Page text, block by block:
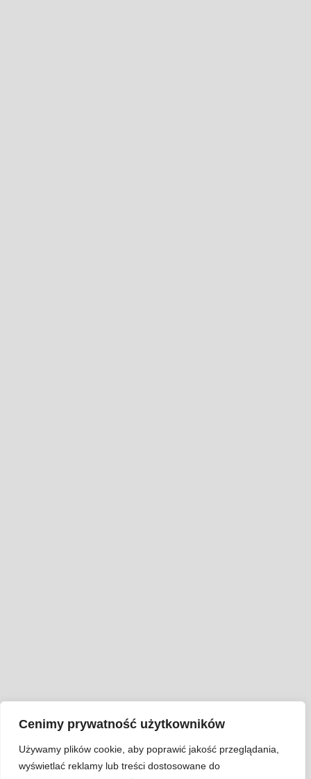
Cenimy prywatność użytkowników
Używamy plików cookie, aby poprawić jakość przeglądania,
wyświetlać reklamy lub treści dostosowane do